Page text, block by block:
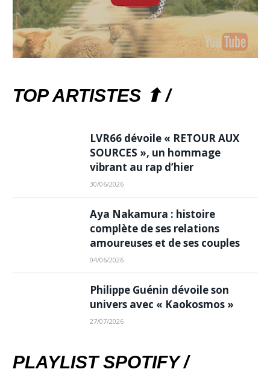
TOP ARTISTES ⬆ /
LVR66 dévoile « RETOUR AUX
SOURCES », un hommage
vibrant au rap d’hier
30/06/2026
Aya Nakamura : histoire
complète de ses relations
amoureuses et de ses couples
04/06/2026
Philippe Guénin dévoile son
univers avec « Kaokosmos »
27/07/2026
PLAYLIST SPOTIFY /